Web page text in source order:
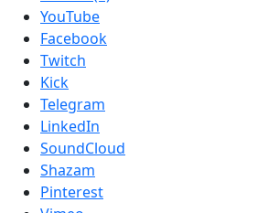
YouTube
Facebook
Twitch
Kick
Telegram
LinkedIn
SoundCloud
Shazam
Pinterest